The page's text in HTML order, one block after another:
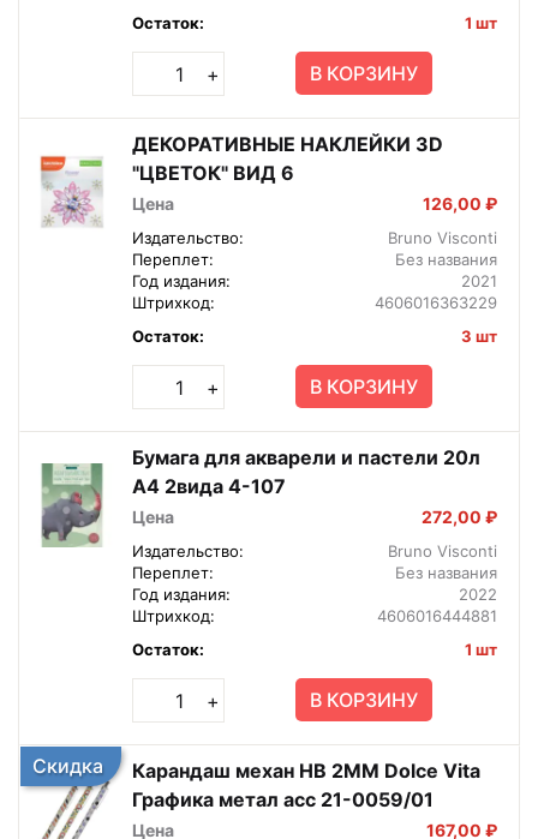
Остаток:
1 шт
+ В КОРЗИНУ
ДЕКОРАТИВНЫЕ НАКЛЕЙКИ 3D
"ЦВЕТОК" ВИД 6
Цена 126,00 ₽
Издательство:
Bruno Visconti
Переплет:
Без названия
Год издания:
2021
Штрихкод:
4606016363229
Остаток:
3 шт
+ В КОРЗИНУ
Бумага для акварели и пастели 20л
А4 2вида 4-107
Цена 272,00 ₽
Издательство:
Bruno Visconti
Переплет:
Без названия
Год издания:
2022
Штрихкод:
4606016444881
Остаток:
1 шт
+ В КОРЗИНУ
Скидка
Карандаш механ HB 2ММ Dolce Vita
Графика метал асс 21-0059/01
Цена 167,00 ₽